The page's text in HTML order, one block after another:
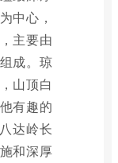
中心，
主要由
成。琼
山顶白
有趣的
达岭长
和深厚